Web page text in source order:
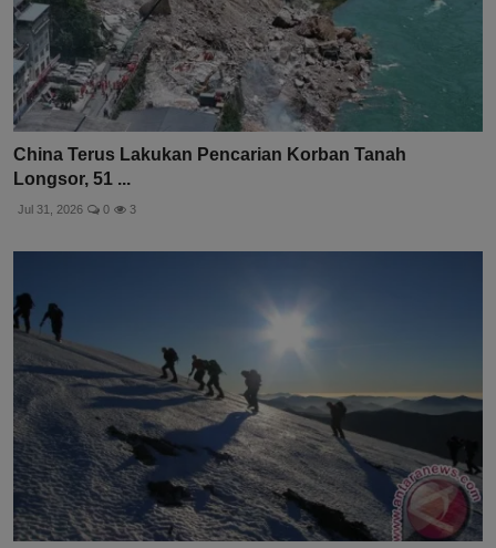
China Terus Lakukan Pencarian Korban Tanah
Longsor, 51 ...
Jul 31, 2026 0 3